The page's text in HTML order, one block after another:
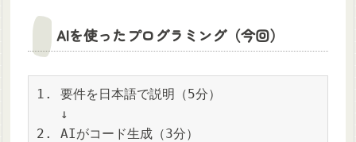
AIを使ったプログラミング（今回）
1. 要件を日本語で説明（5分）
   ↓
2. AIがコード生成（3分）